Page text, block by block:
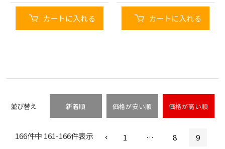
カートに入れる カートに入れる
並び替え 新着順 価格が安い順 価格が高い順
166件中 161-166件表示 1 … 8 9